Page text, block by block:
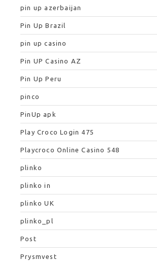
pin up azerbaijan
Pin Up Brazil
pin up casino
Pin UP Casino AZ
Pin Up Peru
pinco
PinUp apk
Play Croco Login 475
Playcroco Online Casino 548
plinko
plinko in
plinko UK
plinko_pl
Post
Prysmvest